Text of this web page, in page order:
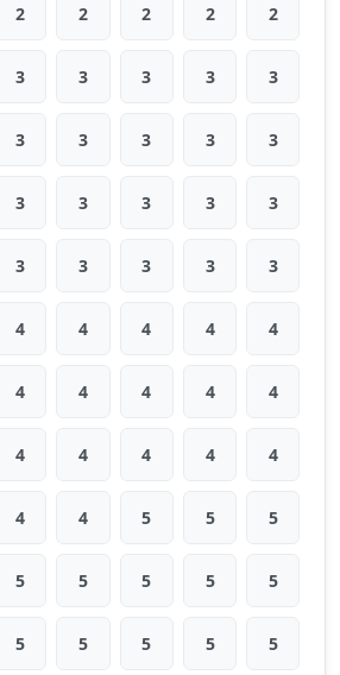
2 2 2 2 2
3 3 3 3 3
3 3 3 3 3
3 3 3 3 3
3 3 3 3 3
4 4 4 4 4
4 4 4 4 4
4 4 4 4 4
4 4 5 5 5
5 5 5 5 5
5 5 5 5 5